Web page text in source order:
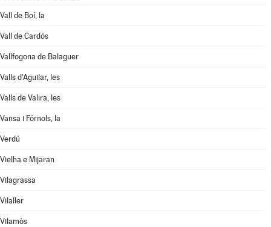
Vall de Boí, la
Vall de Cardós
Vallfogona de Balaguer
Valls d'Aguilar, les
Valls de Valira, les
Vansa i Fórnols, la
Verdú
Vielha e Mijaran
Vilagrassa
Vilaller
Vilamòs